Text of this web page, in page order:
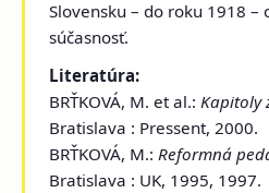
Slovensku – do roku 1918 –
súčasnosť.
Literatúra:
BRŤKOVÁ, M. et al.: Kapitoly
Bratislava : Pressent, 2000.
BRŤKOVÁ, M.:Reformná
Bratislava : UK, 1995, 1997.